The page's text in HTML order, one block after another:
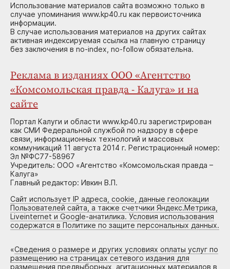
Использование материалов сайта возможно только в
случае упоминания www.kp40.ru как первоисточника
информации.
В случае использования материалов на других сайтах
активная индексируемая ссылка на главную страницу
без заключения в no-index, no-follow обязательна.
Реклама в изданиях ООО «Агентство
«Комсомольская правда - Калуга» и на
сайте
Портал Калуги и области www.kp40.ru зарегистрирован
как СМИ Федеральной службой по надзору в сфере
связи, информационных технологий и массовых
коммуникаций 11 августа 2014 г. Регистрационный номер:
Эл №ФС77-58967
Учредитель: ООО «Агентство «Комсомольская правда –
Калуга»
Главный редактор: Ивкин В.П.
Сайт использует IP адреса, cookie, данные геолокации
Пользователей сайта, а также счетчики Яндекс.Метрика,
Liveinternet и Google-анатилика. Условия использования
содержатся в Политике по защите персональных данных.
«Сведения о размере и других условиях оплаты услуг по
размещению на страницах сетевого издания для
размещения предвыборных, агитационных материалов в